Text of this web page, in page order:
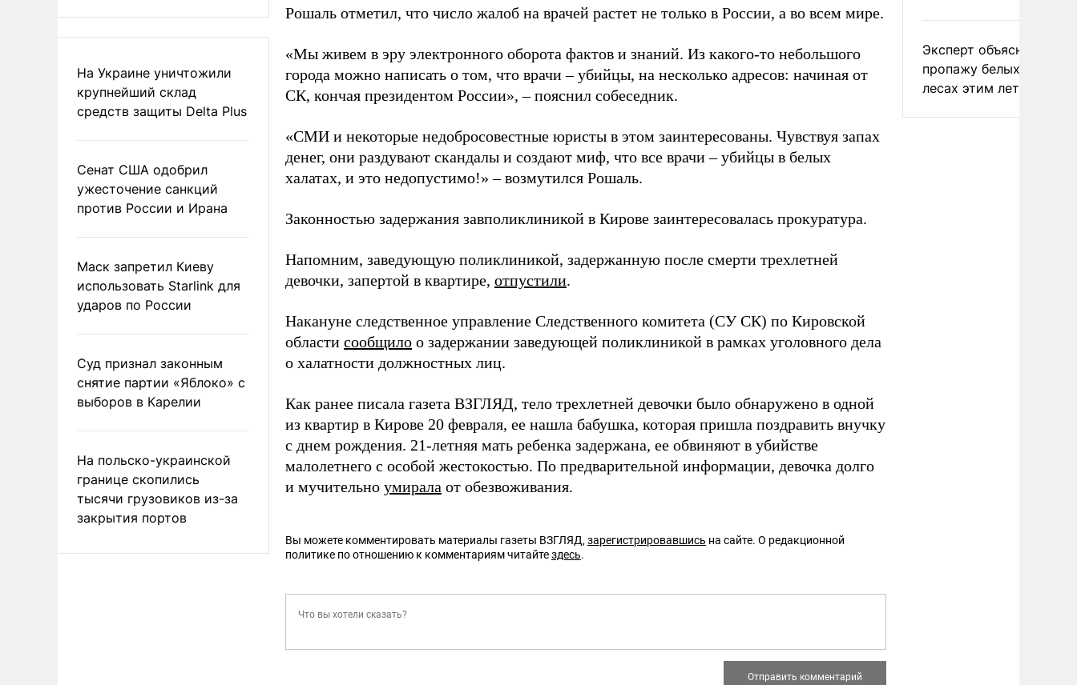
На Украине уничтожили
крупнейший склад
средств защиты Delta Plus
Сенат США одобрил
ужесточение санкций
против России и Ирана
Маск запретил Киеву
использовать Starlink для
ударов по России
Суд признал законным
снятие партии «Яблоко» с
выборов в Карелии
На польско-украинской
границе скопились
тысячи грузовиков из-за
закрытия портов
Рошаль отметил, что число жалоб на врачей растет не только в России, а во всем мире.
«Мы живем в эру электронного оборота фактов и знаний. Из какого-то небольшого
города можно написать о том, что врачи – убийцы, на несколько адресов: начиная от
СК, кончая президентом России», – пояснил собеседник.
«СМИ и некоторые недобросовестные юристы в этом заинтересованы. Чувствуя запах
денег, они раздувают скандалы и создают миф, что все врачи – убийцы в белых
халатах, и это недопустимо!» – возмутился Рошаль.
Законностью задержания завполиклиникой в Кирове заинтересовалась прокуратура.
Напомним, заведующую поликлиникой, задержанную после смерти трехлетней
девочки, запертой в квартире, отпустили.
Накануне следственное управление Следственного комитета (СУ СК) по Кировской
области сообщило о задержании заведующей поликлиникой в рамках уголовного дела
о халатности должностных лиц.
Как ранее писала газета ВЗГЛЯД, тело трехлетней девочки было обнаружено в одной
из квартир в Кирове 20 февраля, ее нашла бабушка, которая пришла поздравить внучку
с днем рождения. 21-летняя мать ребенка задержана, ее обвиняют в убийстве
малолетнего с особой жестокостью. По предварительной информации, девочка долго
и мучительно умирала от обезвоживания.
Вы можете комментировать материалы газеты ВЗГЛЯД, зарегистрировавшись на сайте. О редакционной
политике по отношению к комментариям читайтездесь.
Эксперт объяснил
пропажу белых грибов
лесах этим летом